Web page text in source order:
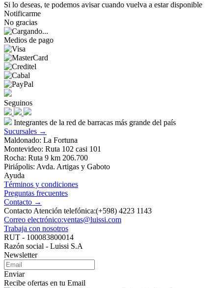
Si lo deseas, te podemos avisar cuando vuelva a estar disponible
Notificarme
No gracias
Medios de pago
Seguinos
Integrantes de la red de barracas más grande del país
Sucursales →
Maldonado: La Fortuna
Montevideo: Ruta 102 casi 101
Rocha: Ruta 9 km 206.700
Piriápolis: Avda. Artigas y Gaboto
Ayuda
Términos y condiciones
Preguntas frecuentes
Contacto →
Contacto Atención telefónica:(+598) 4223 1143
Correo electrónico:ventas@luissi.com
Trabaja con nosotros
RUT - 100083800014
Razón social - Luissi S.A
Newsletter
Enviar
Recibe ofertas en tu Email